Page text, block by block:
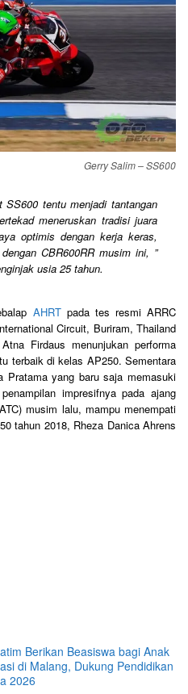
Gerry Salim – SS600
SS600 tentu menjadi tantangan
meneruskan tradisi juara
optimis dengan kerja keras,
CBR600RR musim ini, ”
usia 25 tahun.
AHRTpada tes resmi ARRC
Circuit, Buriram, Thailand
Firdaus menunjukan performa
terbaik di kelas AP250. Sementara
Pratama yang baru saja memasuki
impresifnya pada ajang
musim lalu, mampu menempati
tahun 2018, Rheza Danica Ahrens
Berikan Beasiswa bagi Anak
di Malang, Dukung Pendidikan
2026